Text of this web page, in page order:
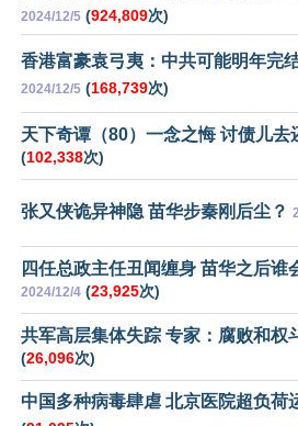
2024/12/5 (924,809次)
香港富豪袁弓夷：中共可能明年完
2024/12/5 (168,739次)
天下奇谭（80）一念之悔 讨债儿去
(102,338次)
张又侠诡异神隐 苗华步秦刚后尘？
四任总政主任丑闻缠身 苗华之后谁
2024/12/4 (23,925次)
共军高层集体失踪 专家：腐败和权
(26,096次)
中国多种病毒肆虐 北京医院超负荷